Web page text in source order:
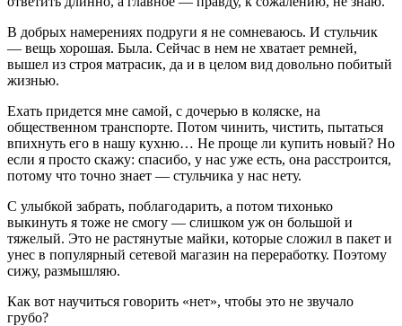
В добрых намерениях подруги я не сомневаюсь. И стульчик
— вещь хорошая. Была. Сейчас в нем не хватает ремней,
вышел из строя матрасик, да и в целом вид довольно побитый
жизнью.
Ехать придется мне самой, с дочерью в коляске, на
общественном транспорте. Потом чинить, чистить, пытаться
впихнуть его в нашу кухню… Не проще ли купить новый? Но
если я просто скажу: спасибо, у нас уже есть, она расстроится,
потому что точно знает — стульчика у нас нету.
С улыбкой забрать, поблагодарить, а потом тихонько
выкинуть я тоже не смогу — слишком уж он большой и
тяжелый. Это не растянутые майки, которые сложил в пакет и
унес в популярный сетевой магазин на переработку. Поэтому
сижу, размышляю.
Как вот научиться говорить «нет», чтобы это не звучало
грубо?